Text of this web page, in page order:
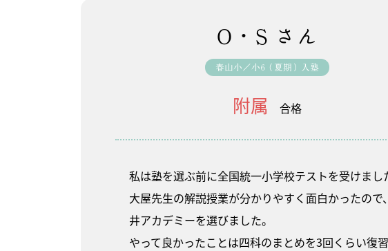
O・S さん
春山小／小6（夏期）入塾
附属 合格
私は塾を選ぶ前に全国統一小学校テストを受けまし
大屋先生の解説授業が分かりやすく面白かったので
井アカデミーを選びました。
やって良かったことは四科のまとめを3回くらい復習